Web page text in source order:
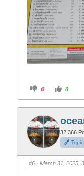
C
i
k
f
o
r
t
h
u
m
b
d
o
0
C
i
k
o
r
t
h
u
m
b
u
p
0
32,366
#6 · March 31, 2025,